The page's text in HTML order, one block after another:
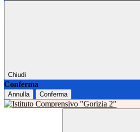
Chiudi
Conferma
Annulla Conferma